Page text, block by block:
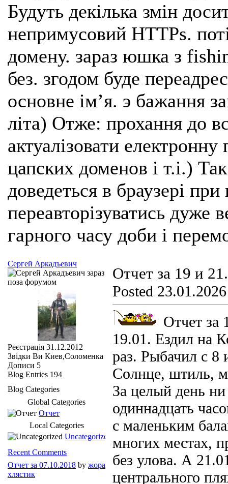
Будуть декілька змін
непримусовий HTTPs.
домену. зараз юшка з
без. згодом буде
основне імʼя. э бажання
літа) Отже: прохання до
актуалізовати
цапских доменов і т.і.)
доведеться в браузері
переавторізуватись
гарного часу доби і
Отчет за 19 и
Posted
Отчет за
19.01. Ездил на
раз. Рыбачил с 8
Солнце, штиль,
За целый день
одиннадцать
с маленьким
многих местах,
без улова. А
центрального
Сергей Аркадъевич
Реєстрація 31.12.2012
Звідки Ви Киев,Соломенка
Дописи 5
Blog Entries 194
Blog Categories
Global Categories
Отчет
Local Categories
Uncategorized
Recent Comments
Отчет за 07.10.2018 by жора
хлястик